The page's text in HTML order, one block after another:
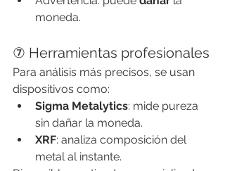
moneda.
⑦ Herramientas profesionales
Para análisis más precisos, se usan
dispositivos como:
Sigma Metalytics: mide pureza
sin dañar la moneda.
XRF: analiza composición del
metal al instante.